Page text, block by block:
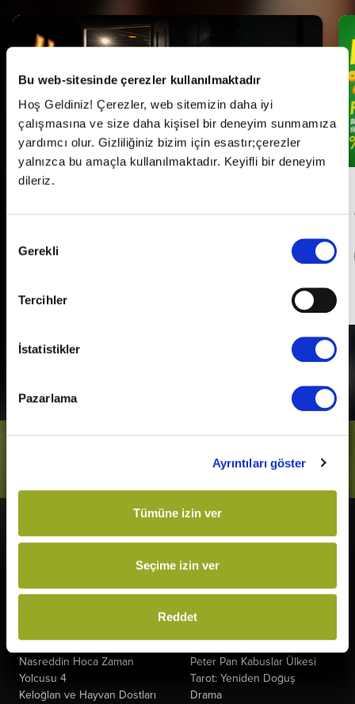
Bu web-sitesinde çerezler kullanılmaktadır
Hoş Geldiniz! Çerezler, web sitemizin daha iyi
çalışmasına ve size daha kişisel bir deneyim sunmamıza
yardımcı olur. Gizliliğiniz bizim için esastır;çerezler
yalnızca bu amaçla kullanılmaktadır. Keyifli bir deneyim
dileriz.
Seçimi
Gerekli
Tercihler
İstatistikler
Pazarlama
Ayrıntıları göster
Tümüne izin ver
Seçime izin ver
Reddet
Vizyonda
Örümcek-Adam: Yepyeni Bir
The Odyssey
Ziyaretçiler: Hesaplaşma
Nasreddin Hoca Zaman
Yolcusu 4
Keloğlan ve Hayvan Dostları
Yakında
Kurtuluş Projesi
Fırtınadan Önce
Kuyumcu
Paw Patrol: Dino Filmi
Peter Pan Kabuslar Ülkesi
Tarot: Yeniden Doğuş
Drama